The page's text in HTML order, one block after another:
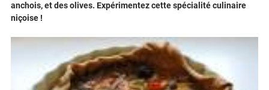
anchois, et des olives. Expérimentez cette spécialité culinaire
niçoise !